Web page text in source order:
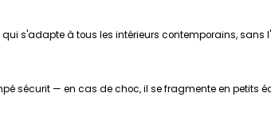
s'adapte à tous les intérieurs contemporains, sans
sécurit — en cas de choc, il se fragmente en petits